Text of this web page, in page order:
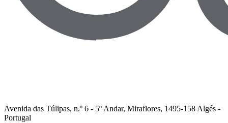
Avenida das Túlipas, n.º 6 - 5º Andar, Miraflores, 1495-158 Algés -
Portugal